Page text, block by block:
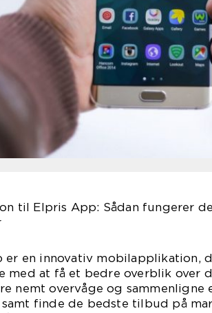
til Elpris App: Sådan fungerer
er en innovativ mobilapplikation,
med at få et bedre overblik over
nemt overvåge og
finde de bedste tilbud på